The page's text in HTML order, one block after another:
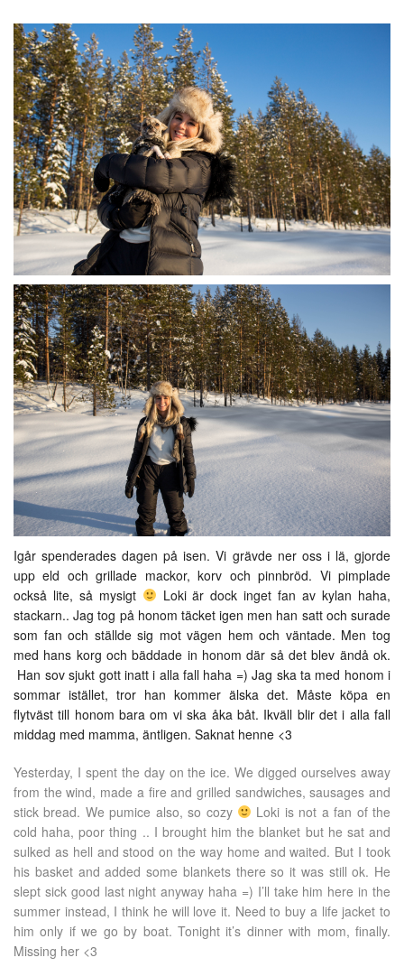
Igår spenderades dagen på isen. Vi grävde ner oss i lä, gjorde
upp eld och grillade mackor, korv och pinnbröd. Vi pimplade
också lite, så mysigt
Loki är dock inget fan av kylan haha,
stackarn.. Jag tog på honom täcket igen men han satt och surade
som fan och ställde sig mot vägen hem och väntade. Men tog
med hans korg och bäddade in honom där så det blev ändå ok.
Han sov sjukt gott inatt i alla fall haha =) Jag ska ta med honom i
sommar istället, tror han kommer älska det. Måste köpa en
flytväst till honom bara om vi ska åka båt. Ikväll blir det i alla fall
middag med mamma, äntligen. Saknat henne <3
Yesterday, I spent the day on the ice. We digged ourselves away
from the wind, made a fire and grilled sandwiches, sausages and
stick bread. We pumice also, so cozy
Loki is not a fan of the
cold haha, poor thing .. I brought him the blanket but he sat and
sulked as hell and stood on the way home and waited. But I took
his basket and added some blankets there so it was still ok. He
slept sick good last night anyway haha =) I’ll take him here in the
summer instead, I think he will love it. Need to buy a life jacket to
him only if we go by boat. Tonight it’s dinner with mom, finally.
Missing her <3